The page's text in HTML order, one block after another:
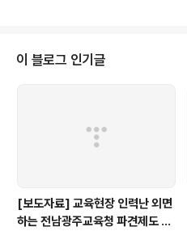
이 블로그 인기글
[보도자료] 교육현장 인력난 외면
하는 전남광주교육청 파견제도 재